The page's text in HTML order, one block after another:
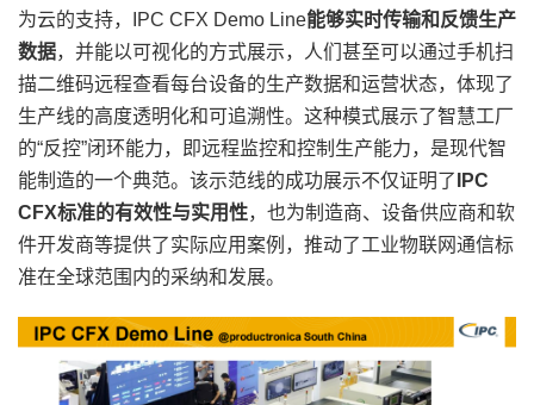
为云的支持，IPC CFX Demo Line能够实时传输和反馈生产
数据，并能以可视化的方式展示，人们甚至可以通过手机扫
描二维码远程查看每台设备的生产数据和运营状态，体现了
生产线的高度透明化和可追溯性。这种模式展示了智慧工厂
的“反控”闭环能力，即远程监控和控制生产能力，是现代智
能制造的一个典范。该示范线的成功展示不仅证明了 IPC
CFX标准的有效性与实用性，也为制造商、设备供应商和软
件开发商等提供了实际应用案例，推动了工业物联网通信标
准在全球范围内的采纳和发展。